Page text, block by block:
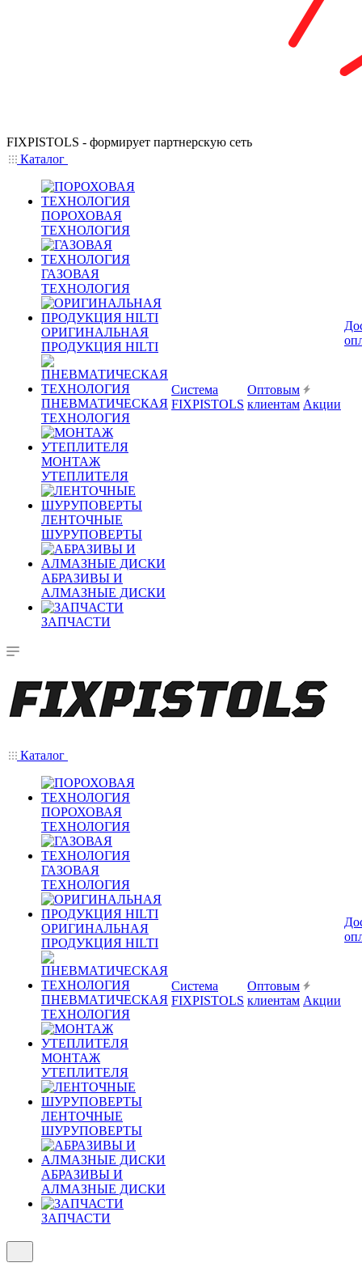
FIXPISTOLS - формирует партнерскую сеть
Каталог
ПОРОХОВАЯ
ТЕХНОЛОГИЯ
ГАЗОВАЯ
ТЕХНОЛОГИЯ
ОРИГИНАЛЬНАЯ
ПРОДУКЦИЯ HILTI
ПНЕВМАТИЧЕСКАЯ
ТЕХНОЛОГИЯ
МОНТАЖ
УТЕПЛИТЕЛЯ
ЛЕНТОЧНЫЕ
ШУРУПОВЕРТЫ
АБРАЗИВЫ И
АЛМАЗНЫЕ ДИСКИ
ЗАПЧАСТИ
Система
FIXPISTOLS
Оптовым
клиентам Акции
Каталог
ПОРОХОВАЯ
ТЕХНОЛОГИЯ
ГАЗОВАЯ
ТЕХНОЛОГИЯ
ОРИГИНАЛЬНАЯ
ПРОДУКЦИЯ HILTI
ПНЕВМАТИЧЕСКАЯ
ТЕХНОЛОГИЯ
МОНТАЖ
УТЕПЛИТЕЛЯ
ЛЕНТОЧНЫЕ
ШУРУПОВЕРТЫ
АБРАЗИВЫ И
АЛМАЗНЫЕ ДИСКИ
ЗАПЧАСТИ
Система
FIXPISTOLS
Оптовым
клиентам Акции